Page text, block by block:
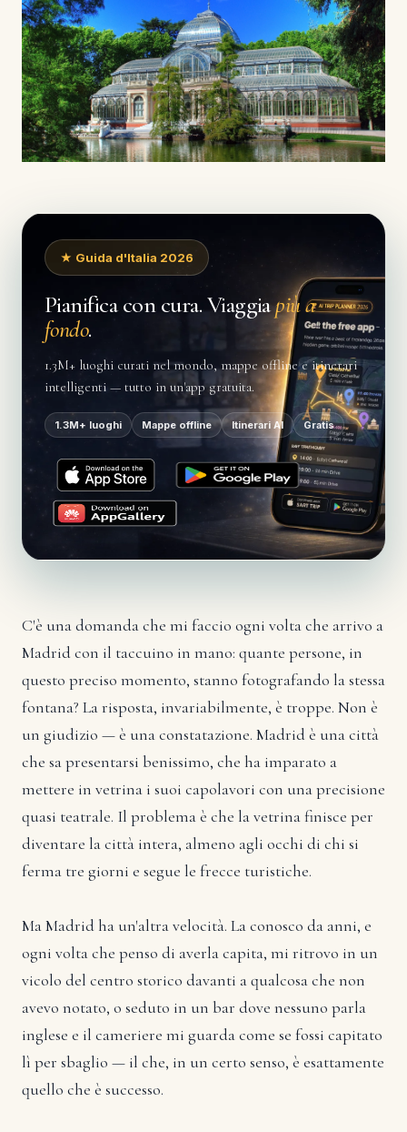
★ Guida d'Italia 2026
Pianifica con cura. Viaggiapiù a
fondo.
1.3M+ luoghi curati nel mondo, mappe offline e itinerari
intelligenti — tutto in un'app gratuita.
1.3M+ luoghi Mappe offline Itinerari AI Gratis
C'è una domanda che mi faccio ogni volta che arrivo a
Madrid con il taccuino in mano: quante persone, in
questo preciso momento, stanno fotografando la stessa
fontana? La risposta, invariabilmente, è troppe. Non è
un giudizio — è una constatazione. Madrid è una città
che sa presentarsi benissimo, che ha imparato a
mettere in vetrina i suoi capolavori con una precisione
quasi teatrale. Il problema è che la vetrina finisce per
diventare la città intera, almeno agli occhi di chi si
ferma tre giorni e segue le frecce turistiche.
Ma Madrid ha un'altra velocità. La conosco da anni, e
ogni volta che penso di averla capita, mi ritrovo in un
vicolo del centro storico davanti a qualcosa che non
avevo notato, o seduto in un bar dove nessuno parla
inglese e il cameriere mi guarda come se fossi capitato
lì per sbaglio — il che, in un certo senso, è esattamente
quello che è successo.